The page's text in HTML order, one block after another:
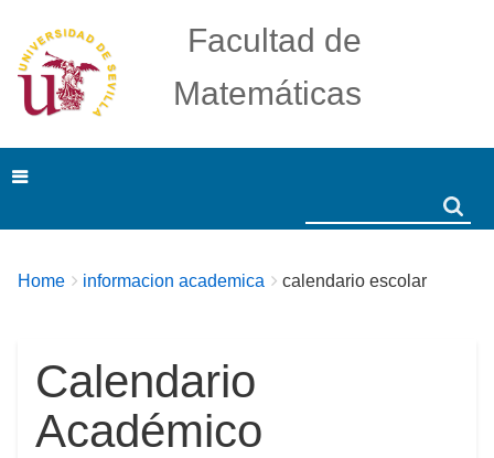
Facultad de
Matemáticas
Breadcrumbs
You
Home informacion academica calendario escolar
Calendario
Académico